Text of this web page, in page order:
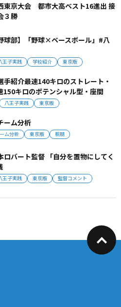
東京大会 都市大高ベスト16進出 接
３勝
球部】「野球×ベースボール」#八
王子実践 学校紹介 東京版
介最速140キロのストレート・
キロのポテンシャル型・座間
八王子実践 東京版
ーム分析
ム分析 東京版 桐朋
ロバート監督 「自分を置物にしてく
王子実践 東京版 監督コメント